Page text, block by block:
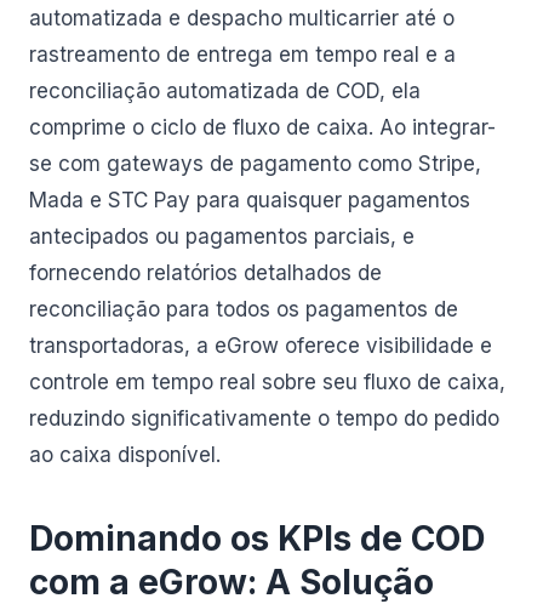
automatizada e despacho multicarrier até o
rastreamento de entrega em tempo real e a
reconciliação automatizada de COD, ela
comprime o ciclo de fluxo de caixa. Ao integrar-
se com gateways de pagamento como Stripe,
Mada e STC Pay para quaisquer pagamentos
antecipados ou pagamentos parciais, e
fornecendo relatórios detalhados de
reconciliação para todos os pagamentos de
transportadoras, a eGrow oferece visibilidade e
controle em tempo real sobre seu fluxo de caixa,
reduzindo significativamente o tempo do pedido
ao caixa disponível.
Dominando os KPIs de COD
com a eGrow: A Solução